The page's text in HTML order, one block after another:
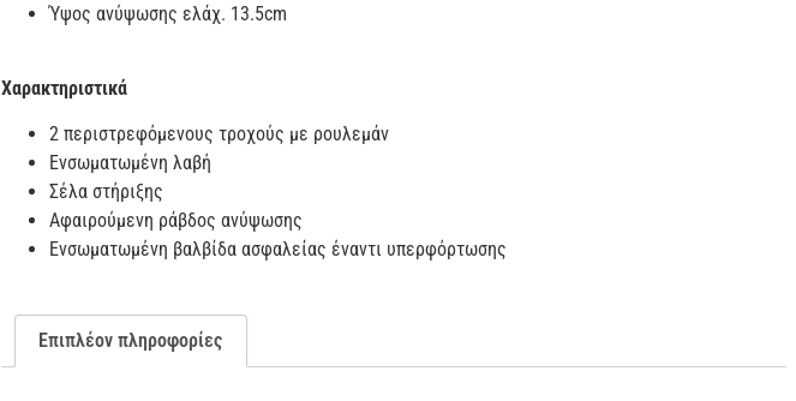
Ύψος ανύψωσης ελάχ. 13.5cm
Χαρακτηριστικά
2 περιστρεφόμενους τροχούς με ρουλεμάν
Ενσωματωμένη λαβή
Σέλα στήριξης
Αφαιρούμενη ράβδος ανύψωσης
Ενσωματωμένη βαλβίδα ασφαλείας έναντι υπερφόρτωσης
Επιπλέον πληροφορίες